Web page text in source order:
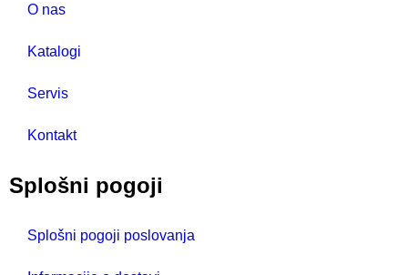
O nas
Katalogi
Servis
Kontakt
Splošni pogoji
Splošni pogoji poslovanja